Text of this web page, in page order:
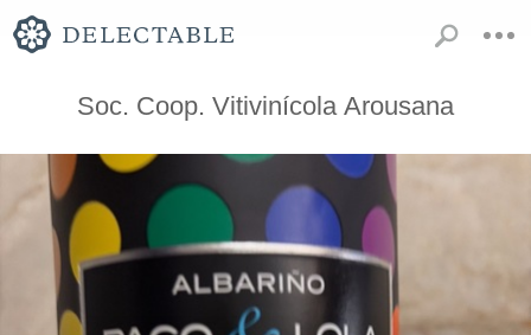
Soc. Coop. Vitivinícola Arousana